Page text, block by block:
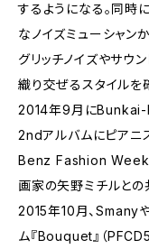
するようになる。同
なノイズミューシャン
グリッチノイズやサウ
織り交ぜるスタイルを
2014年9月にBunkai-
2ndアルバムにピアニ
Benz Fashion Week
画家の矢野ミチルと
2015年10月、Smany
ム『Bouquet』（